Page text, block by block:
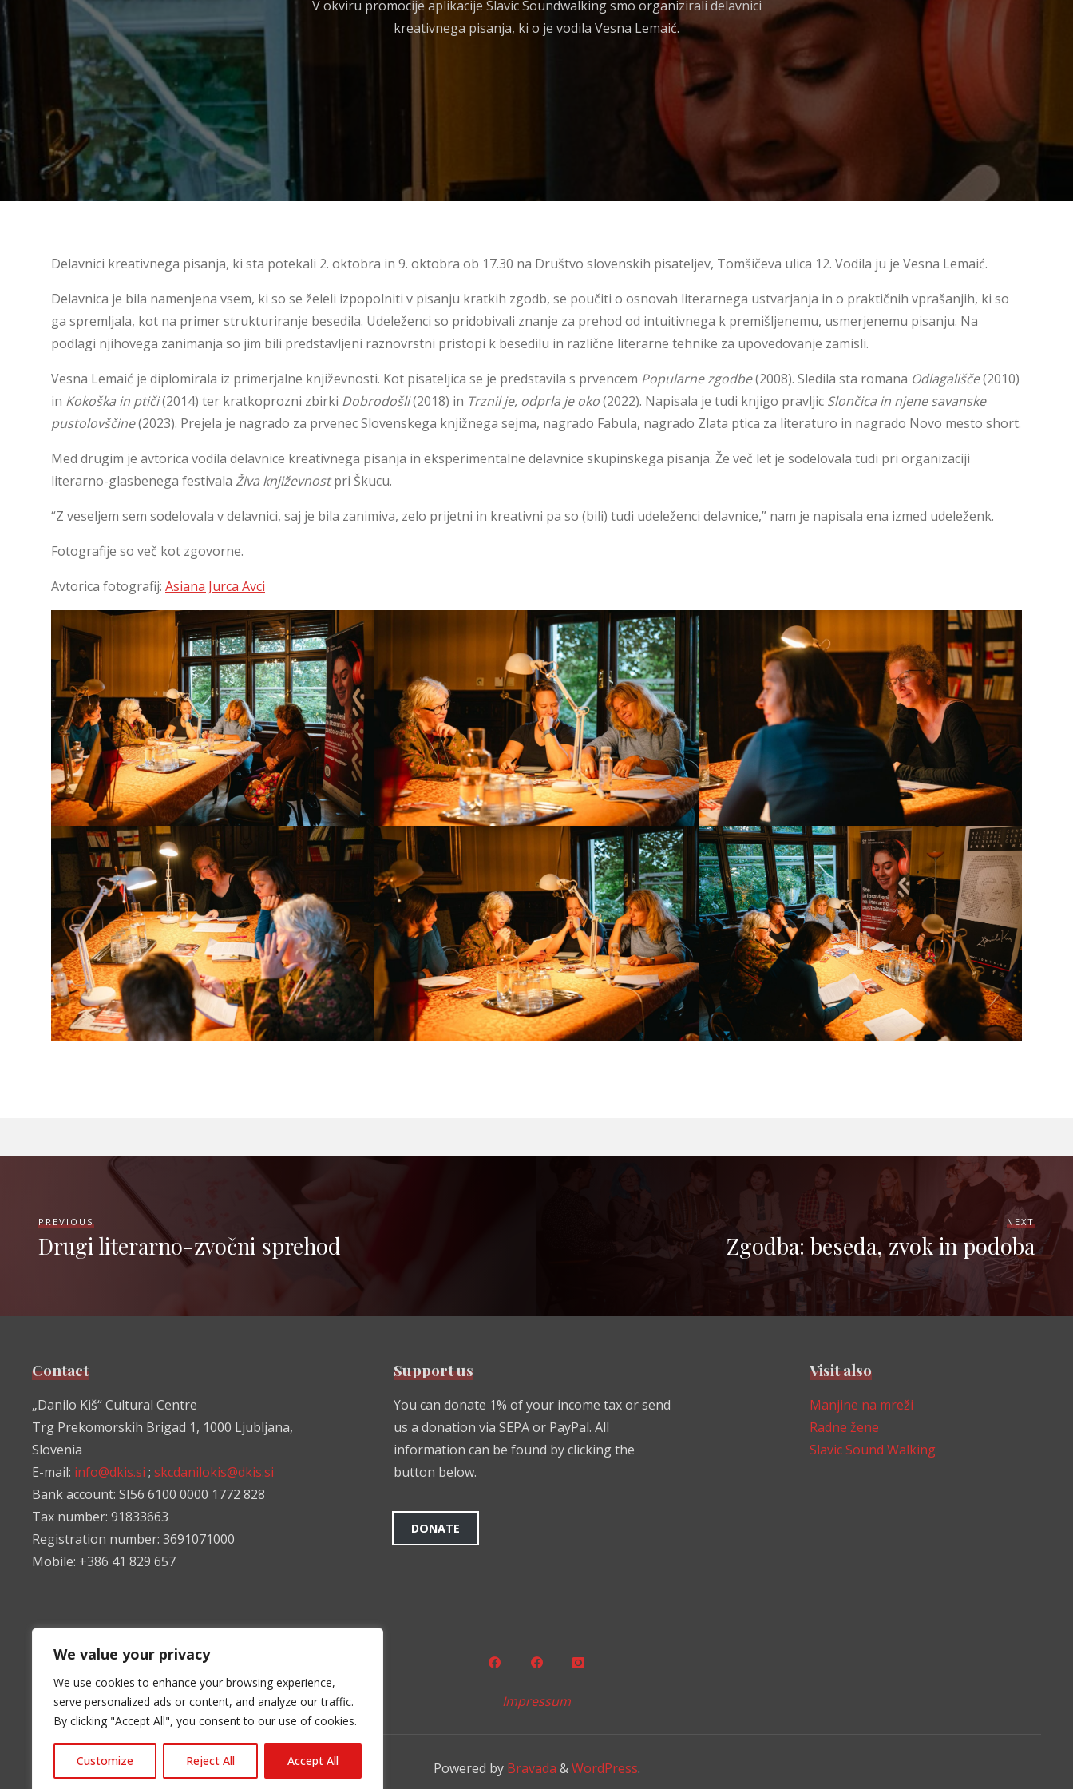
We value your privacy
We use cookies to enhance your browsing experience,
serve personalized ads or content, and analyze our traffic.
By clicking "Accept All", you consent to our use of cookies.
Customize Reject All Accept All
V okviru promocije aplikacije Slavic Soundwalking smo organizirali delavnici
kreativnega pisanja, ki o je vodila Vesna Lemaić.
Delavnici kreativnega pisanja, ki sta potekali 2. oktobra in 9. oktobra ob 17.30 na Društvo slovenskih pisateljev, Tomšičeva ulica 12. Vodila ju je Vesna Lemaić.
Delavnica je bila namenjena vsem, ki so se želeli izpopolniti v pisanju kratkih zgodb, se poučiti o osnovah literarnega ustvarjanja in o praktičnih vprašanjih, ki so
ga spremljala, kot na primer strukturiranje besedila. Udeleženci so pridobivali znanje za prehod od intuitivnega k premišljenemu, usmerjenemu pisanju. Na
podlagi njihovega zanimanja so jim bili predstavljeni raznovrstni pristopi k besedilu in različne literarne tehnike za upovedovanje zamisli.
Vesna Lemaić je diplomirala iz primerjalne književnosti. Kot pisateljica se je predstavila s prvencem Popularne zgodbe(2008). Sledila sta romana Odlagališče(2010)
in Kokoška in ptiči(2014) ter kratkoprozni zbirki Dobrodošli(2018) in Trznil je, odprla je oko(2022). Napisala je tudi knjigo pravljic Slončica in njene savanske
pustolovščine(2023). Prejela je nagrado za prvenec Slovenskega knjižnega sejma, nagrado Fabula, nagrado Zlata ptica za literaturo in nagrado Novo mesto short.
Med drugim je avtorica vodila delavnice kreativnega pisanja in eksperimentalne delavnice skupinskega pisanja. Že več let je sodelovala tudi pri organizaciji
literarno-glasbenega festivala Živa književnostpri Škucu.
“Z veseljem sem sodelovala v delavnici, saj je bila zanimiva, zelo prijetni in kreativni pa so (bili) tudi udeleženci delavnice,” nam je napisala ena izmed udeleženk.
Fotografije so več kot zgovorne.
Avtorica fotografij: Asiana Jurca Avci
PREVIOUS
Drugi literarno-zvočni sprehod
NEXT
Zgodba: beseda, zvok in podoba
Contact
„Danilo Kiš“ Cultural Centre
Trg Prekomorskih Brigad 1, 1000 Ljubljana,
Slovenia
E-mail: info@dkis.si ; skcdanilokis@dkis.si
Bank account: SI56 6100 0000 1772 828
Tax number: 91833663
Registration number: 3691071000
Mobile: +386 41 829 657
Support us
You can donate 1% of your income tax or send
us a donation via SEPA or PayPal. All
information can be found by clicking the
button below.
DONATE
Visit also
Manjine na mreži
Radne žene
Slavic Sound Walking
Impressum
Powered byBravada &WordPress.